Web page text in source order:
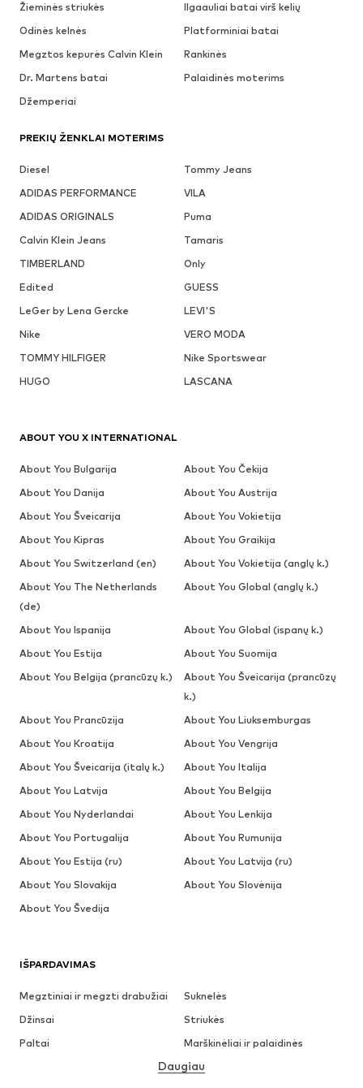
Žieminės striukės
Ilgaauliai batai virš kelių
Odinės kelnės
Platforminiai batai
Megztos kepurės Calvin Klein
Rankinės
Dr. Martens batai
Palaidinės moterims
Džemperiai
PREKIŲ ŽENKLAI MOTERIMS
Diesel
Tommy Jeans
ADIDAS PERFORMANCE
VILA
ADIDAS ORIGINALS
Puma
Calvin Klein Jeans
Tamaris
TIMBERLAND
Only
Edited
GUESS
LeGer by Lena Gercke
LEVI'S
Nike
VERO MODA
TOMMY HILFIGER
Nike Sportswear
HUGO
LASCANA
IŠPARDAVIMAS
Megztiniai ir megzti drabužiai
Suknelės
Džinsai
Striukės
Paltai
Marškinėliai ir palaidinės
Apatiniai
Daugiau
ABOUT YOU X INTERNATIONAL
About You Bulgarija
About You Čekija
About You Danija
About You Austrija
About You Šveicarija
About You Vokietija
About You Kipras
About You Graikija
About You Switzerland (en)
About You Vokietija (anglų k.)
About You The Netherlands
(de)
About You Global (anglų k.)
About You Ispanija
About You Global (ispanų k.)
About You Estija
About You Suomija
About You Belgija (prancūzų k.)
About You Šveicarija (prancūzų
k.)
About You Prancūzija
About You Liuksemburgas
About You Kroatija
About You Vengrija
About You Šveicarija (italų k.)
About You Italija
About You Latvija
About You Belgija
About You Nyderlandai
About You Lenkija
About You Portugalija
About You Rumunija
About You Estija (ru)
About You Latvija (ru)
About You Slovakija
About You Slovėnija
About You Švedija